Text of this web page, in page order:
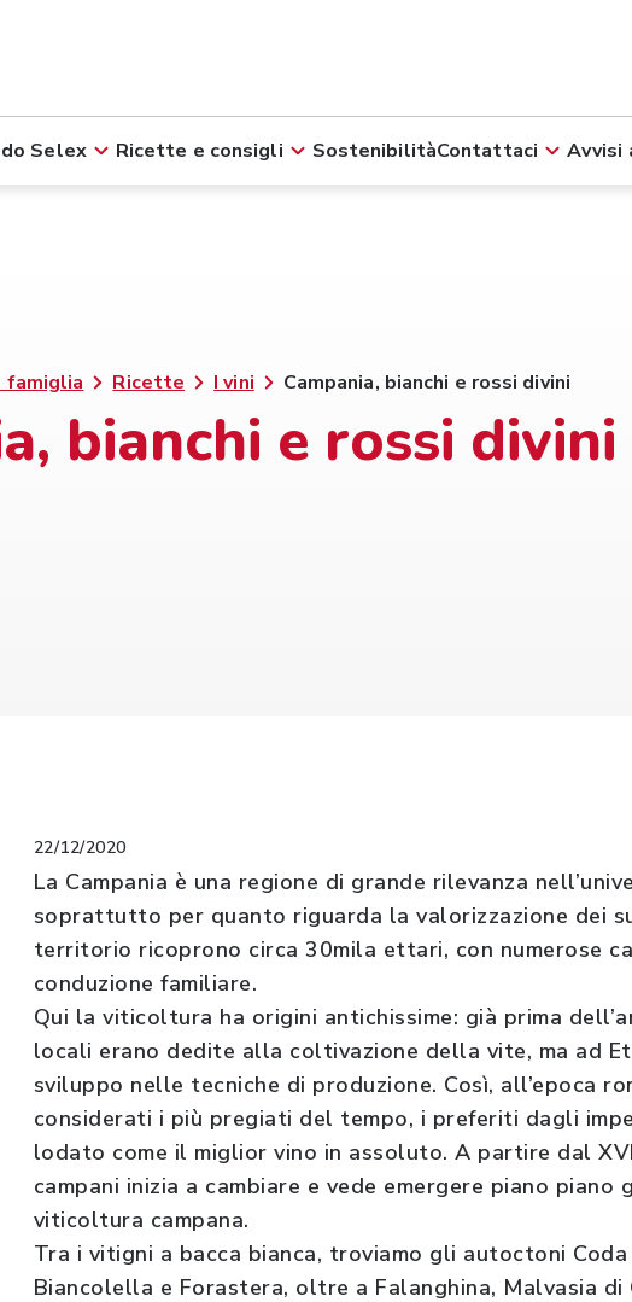
Selex Ricette e consigli SostenibilitàContattaci Avvisi
famiglia Ricette I vini Campania, bianchi e rossi divini
bianchi e rossi divini
22/12/2020
La Campania è una regione di grande rilevanza
soprattutto per quanto riguarda la valorizzazione dei
territorio ricoprono circa 30mila ettari, con numerose
conduzione familiare.
Qui la viticoltura ha origini antichissime: già prima
locali erano dedite alla coltivazione della vite, ma ad
sviluppo nelle tecniche di produzione. Così, all’epoca
considerati i più pregiati del tempo, i preferiti dagli
lodato come il miglior vino in assoluto. A partire dal
campani inizia a cambiare e vede emergere piano
viticoltura campana.
Tra i vitigni a bacca bianca, troviamo gli autoctoni
Biancolella e Forastera, oltre a Falanghina, Malvasia di